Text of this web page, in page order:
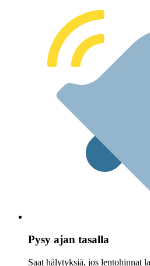
Pysy ajan tasalla
Saat hälytyksiä, jos lentohinnat